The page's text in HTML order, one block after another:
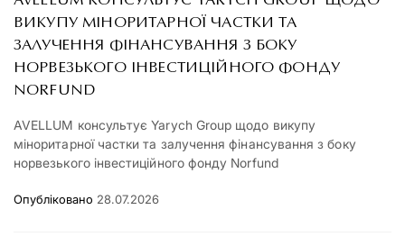
ВИКУПУ МІНОРИТАРНОЇ ЧАСТКИ ТА
ЗАЛУЧЕННЯ ФІНАНСУВАННЯ З БОКУ
НОРВЕЗЬКОГО ІНВЕСТИЦІЙНОГО ФОНДУ
NORFUND
AVELLUM консультує Yarych Group щодо викупу
міноритарної частки та залучення фінансування з боку
норвезького інвестиційного фонду Norfund
Опубліковано 28.07.2026